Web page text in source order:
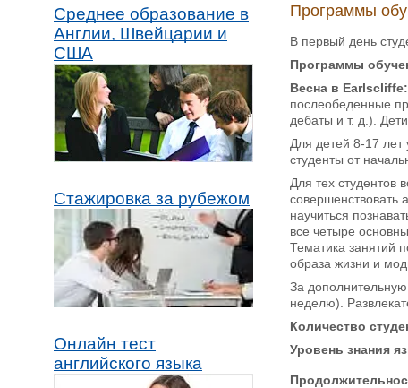
Среднее образование в
Англии, Швейцарии и
США
Стажировка за рубежом
Онлайн тест
английского языка
Программы
В первый день
Программы
Весна в Earlscliffe:
послеобеденные
дебаты и т. д.).
Для детей 8-17 лет
студенты от
Для тех студентов
совершенствовать
научиться
все четыре
Тематика занятий
образа жизни и
За
неделю).
Количество
Уровень знания